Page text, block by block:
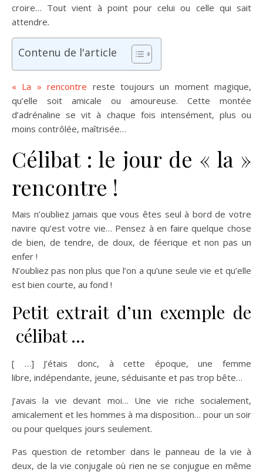
croire… Tout vient à point pour celui ou celle qui sait
attendre.
Contenu de l'article
« La » rencontre reste toujours un moment magique,
qu’elle soit amicale ou amoureuse. Cette montée
d’adrénaline se vit à chaque fois intensément, plus ou
moins contrôlée, maîtrisée…
Célibat : le jour de « la »
rencontre !
Mais n’oubliez jamais que vous êtes seul à bord de votre
navire qu’est votre vie… Pensez à en faire quelque chose
de bien, de tendre, de doux, de féerique et non pas un
enfer !
N’oubliez pas non plus que l’on a qu’une seule vie et qu’elle
est bien courte, au fond !
Petit extrait d’un exemple de
célibat …
[ …] J’étais donc, à cette époque, une femme
libre, indépendante, jeune, séduisante et pas trop bête…
J’avais la vie devant moi… Une vie riche socialement,
amicalement et les hommes à ma disposition… pour un soir
ou pour quelques jours seulement.
Pas question de retomber dans le panneau de la vie à
deux, de la vie conjugale où rien ne se conjugue en même